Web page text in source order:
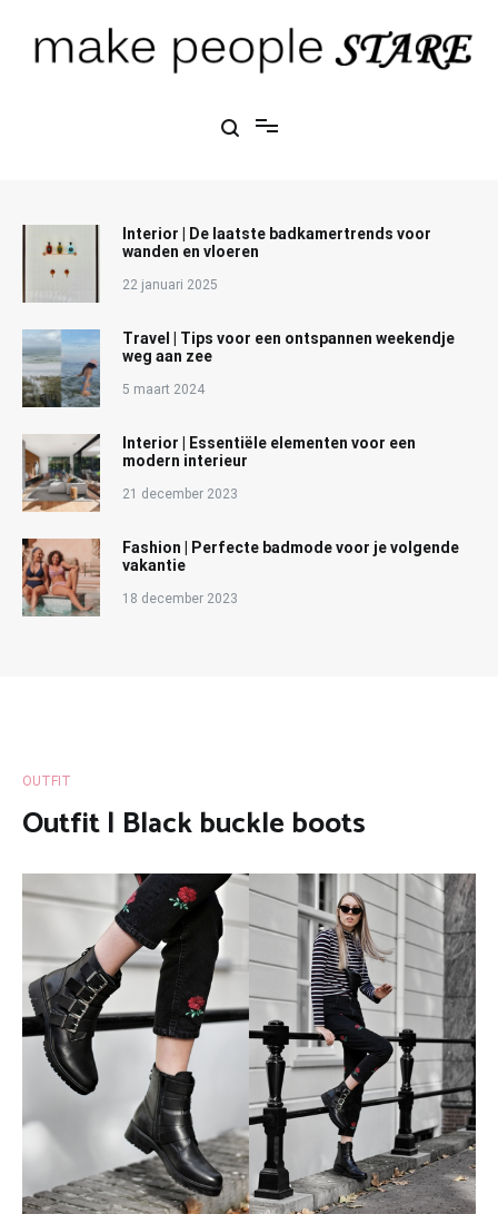
Interior | De laatste badkamertrends voor
wanden en vloeren
22 januari 2025
Travel | Tips voor een ontspannen weekendje
weg aan zee
5 maart 2024
Interior | Essentiële elementen voor een
modern interieur
21 december 2023
Fashion | Perfecte badmode voor je volgende
vakantie
18 december 2023
OUTFIT
Outfit | Black buckle boots